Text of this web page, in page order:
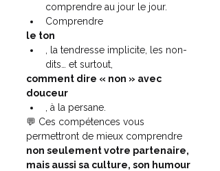
comprendre au jour le jour.
Comprendre
le ton
, la tendresse implicite, les non-
dits… et surtout,
comment dire « non » avec
douceur
, à la persane.
💬 Ces compétences vous
permettront de mieux comprendre
non seulement votre partenaire,
mais aussi sa culture, son humour